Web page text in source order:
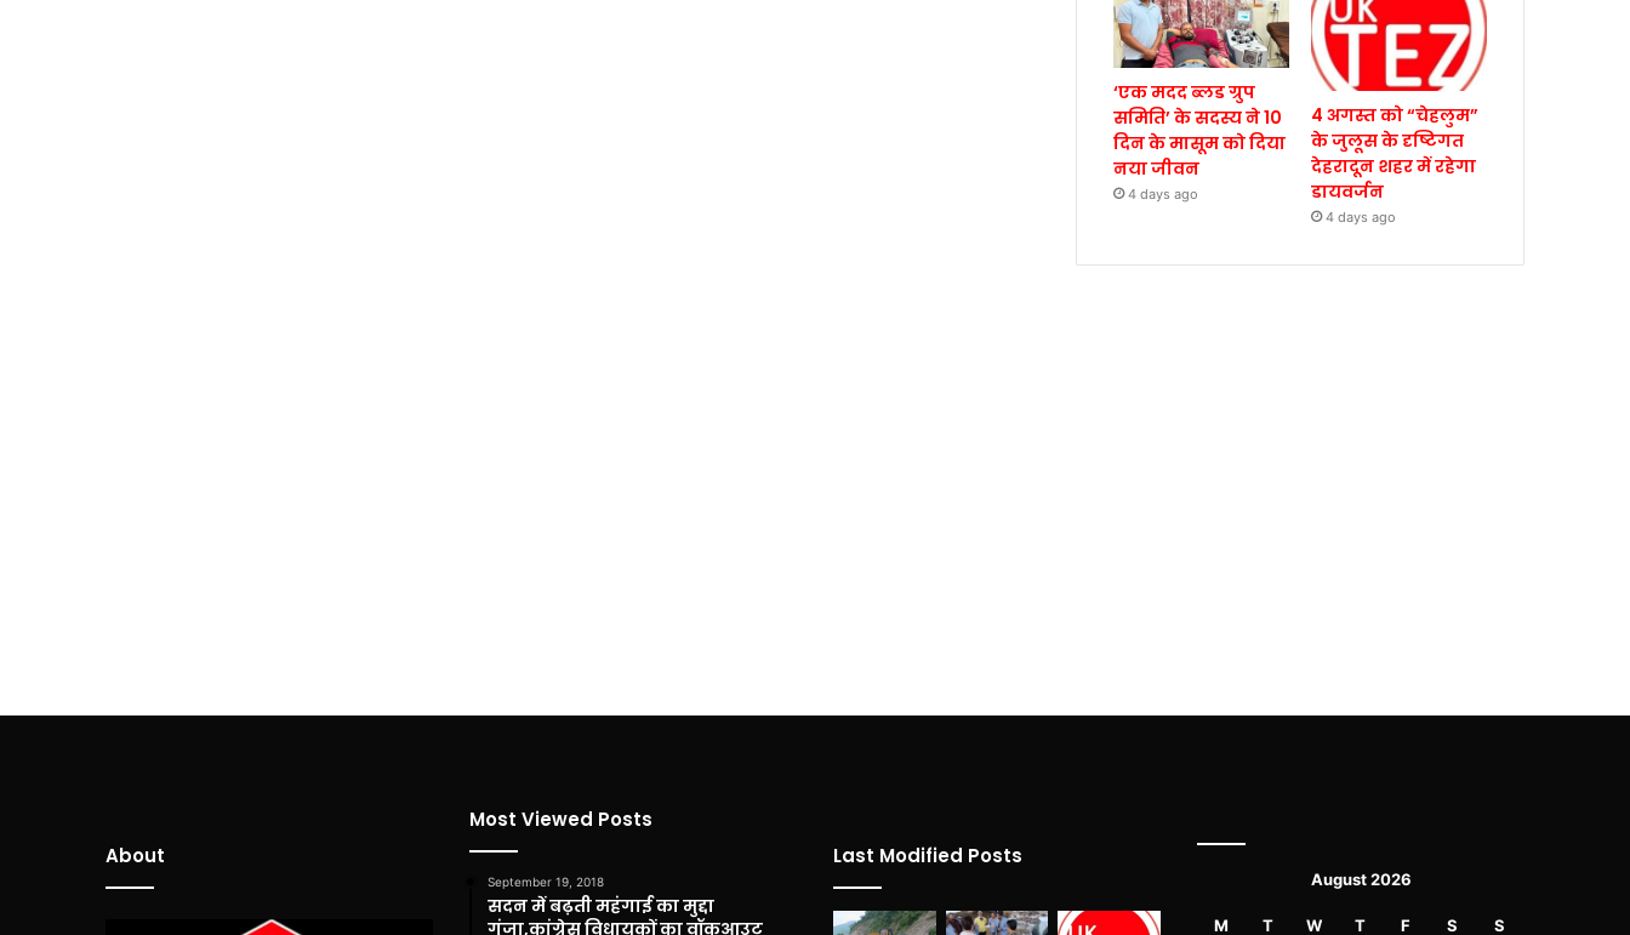
‘एक मदद ब्लड ग्रुप
समिति’ के सदस्य ने 10
दिन के मासूम को दिया
नया जीवन
4 days ago
4 अगस्त को “चेहलुम”
के जुलूस के दृष्टिगत
देहरादून शहर में रहेगा
डायवर्जन
4 days ago
About
Most Viewed Posts
September 19, 2018
सदन में बढ़ती महंगाई का मुद्दा
गूंजा,कांग्रेस विधायकों का वॉकआउट
Last Modified Posts
August 2026
M T W T F S S